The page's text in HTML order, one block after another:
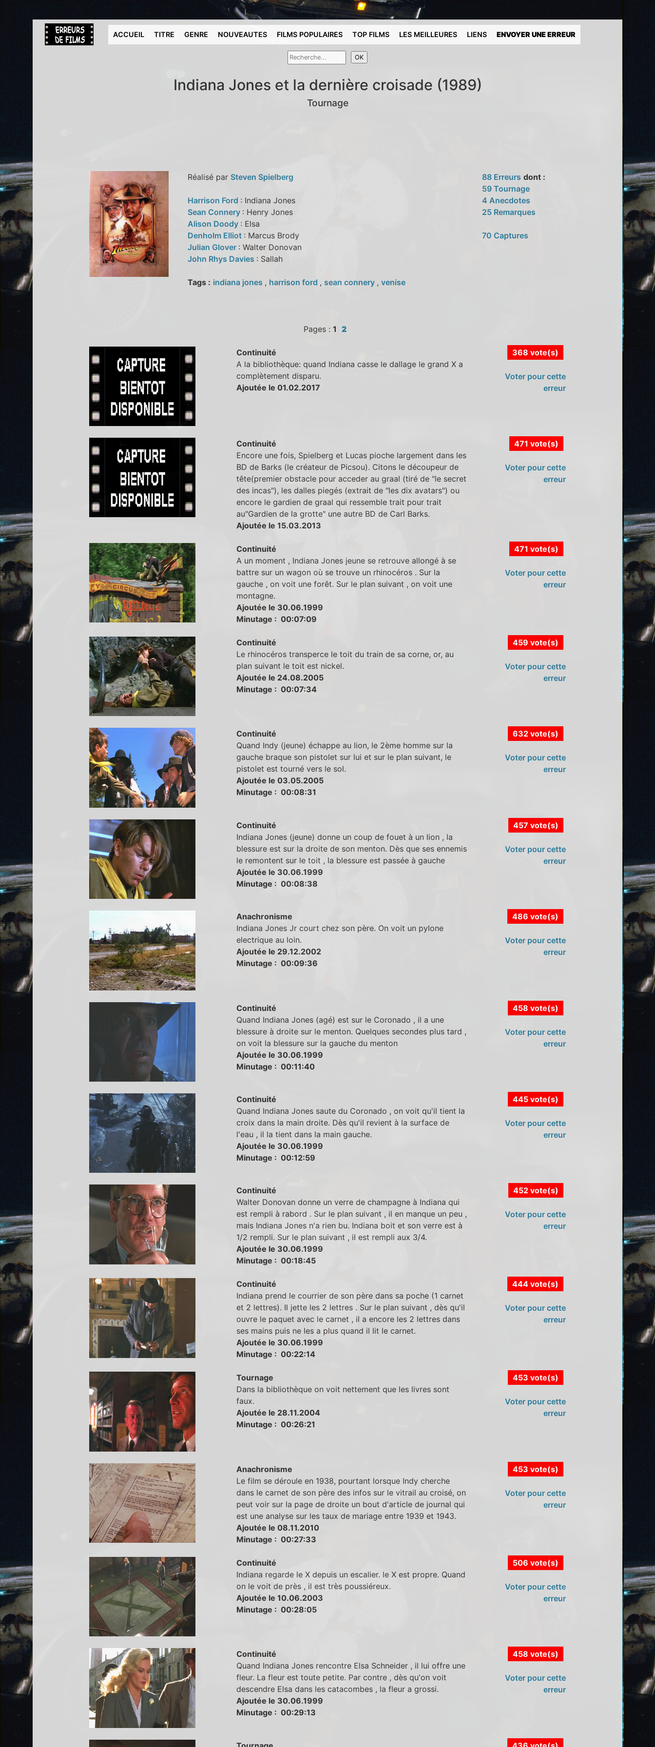
ACCUEIL TITRE GENRE NOUVEAUTES FILMS POPULAIRES TOP FILMS LES MEILLEURES LIENS ENVOYER UNE ERREUR
Indiana Jones et la dernière croisade (1989)
Tournage
Réalisé par Steven Spielberg
Harrison Ford : Indiana Jones
Sean Connery : Henry Jones
Alison Doody : Elsa
Denholm Elliot : Marcus Brody
Julian Glover : Walter Donovan
John Rhys Davies : Sallah
Tags : indiana jones , harrison ford , sean connery , venise
88 Erreurs dont :
59 Tournage
4 Anecdotes
25 Remarques
70 Captures
Pages : 1 2
Continuité
A la bibliothèque: quand Indiana casse le dallage le grand X a
complètement disparu.
Ajoutée le 01.02.2017
368 vote(s)
Voter pour cette
erreur
Continuité
Encore une fois, Spielberg et Lucas pioche largement dans les
BD de Barks (le créateur de Picsou). Citons le découpeur de
tête(premier obstacle pour acceder au graal (tiré de "le secret
des incas"), les dalles piegés (extrait de "les dix avatars") ou
encore le gardien de graal qui ressemble trait pour trait
au"Gardien de la grotte" une autre BD de Carl Barks.
Ajoutée le 15.03.2013
471 vote(s)
Voter pour cette
erreur
Continuité
A un moment , Indiana Jones jeune se retrouve allongé à se
battre sur un wagon où se trouve un rhinocéros . Sur la
gauche , on voit une forêt. Sur le plan suivant , on voit une
montagne.
Ajoutée le 30.06.1999
Minutage : 00:07:09
471 vote(s)
Voter pour cette
erreur
Continuité
Le rhinocéros transperce le toit du train de sa corne, or, au
plan suivant le toit est nickel.
Ajoutée le 24.08.2005
Minutage : 00:07:34
459 vote(s)
Voter pour cette
erreur
Continuité
Quand Indy (jeune) échappe au lion, le 2ème homme sur la
gauche braque son pistolet sur lui et sur le plan suivant, le
pistolet est tourné vers le sol.
Ajoutée le 03.05.2005
Minutage : 00:08:31
632 vote(s)
Voter pour cette
erreur
Continuité
Indiana Jones (jeune) donne un coup de fouet à un lion , la
blessure est sur la droite de son menton. Dès que ses ennemis
le remontent sur le toit , la blessure est passée à gauche
Ajoutée le 30.06.1999
Minutage : 00:08:38
457 vote(s)
Voter pour cette
erreur
Anachronisme
Indiana Jones Jr court chez son père. On voit un pylone
electrique au loin.
Ajoutée le 29.12.2002
Minutage : 00:09:36
486 vote(s)
Voter pour cette
erreur
Continuité
Quand Indiana Jones (agé) est sur le Coronado , il a une
blessure à droite sur le menton. Quelques secondes plus tard ,
on voit la blessure sur la gauche du menton
Ajoutée le 30.06.1999
Minutage : 00:11:40
458 vote(s)
Voter pour cette
erreur
Continuité
Quand Indiana Jones saute du Coronado , on voit qu'il tient la
croix dans la main droite. Dès qu'il revient à la surface de
l'eau , il la tient dans la main gauche.
Ajoutée le 30.06.1999
Minutage : 00:12:59
445 vote(s)
Voter pour cette
erreur
Continuité
Walter Donovan donne un verre de champagne à Indiana qui
est rempli à rabord . Sur le plan suivant , il en manque un peu ,
mais Indiana Jones n'a rien bu. Indiana boit et son verre est à
1/2 rempli. Sur le plan suivant , il est rempli aux 3/4.
Ajoutée le 30.06.1999
Minutage : 00:18:45
452 vote(s)
Voter pour cette
erreur
Continuité
Indiana prend le courrier de son père dans sa poche (1 carnet
et 2 lettres). Il jette les 2 lettres . Sur le plan suivant , dès qu'il
ouvre le paquet avec le carnet , il a encore les 2 lettres dans
ses mains puis ne les a plus quand il lit le carnet.
Ajoutée le 30.06.1999
Minutage : 00:22:14
444 vote(s)
Voter pour cette
erreur
Tournage
Dans la bibliothèque on voit nettement que les livres sont
faux.
Ajoutée le 28.11.2004
Minutage : 00:26:21
453 vote(s)
Voter pour cette
erreur
Anachronisme
Le film se déroule en 1938, pourtant lorsque Indy cherche
dans le carnet de son père des infos sur le vitrail au croisé, on
peut voir sur la page de droite un bout d'article de journal qui
est une analyse sur les taux de mariage entre 1939 et 1943.
Ajoutée le 08.11.2010
Minutage : 00:27:33
453 vote(s)
Voter pour cette
erreur
Continuité
Indiana regarde le X depuis un escalier. le X est propre. Quand
on le voit de près , il est très poussiéreux.
Ajoutée le 10.06.2003
Minutage : 00:28:05
506 vote(s)
Voter pour cette
erreur
Continuité
Quand Indiana Jones rencontre Elsa Schneider , il lui offre une
fleur. La fleur est toute petite. Par contre , dès qu'on voit
descendre Elsa dans les catacombes , la fleur a grossi.
Ajoutée le 30.06.1999
Minutage : 00:29:13
458 vote(s)
Voter pour cette
erreur